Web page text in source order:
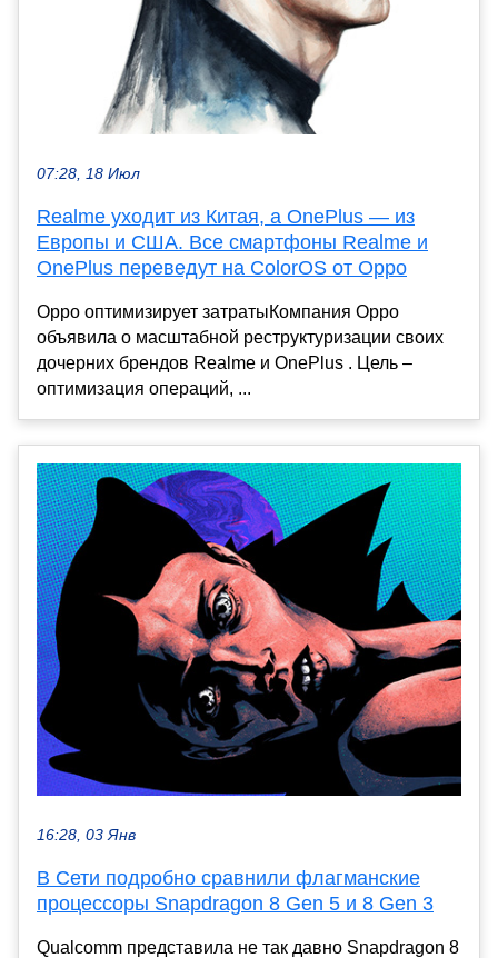
07:28, 18 Июл
Realme уходит из Китая, а OnePlus — из
Европы и США. Все смартфоны Realme и
OnePlus переведут на ColorOS от Oppo
Oppo оптимизирует затратыКомпания Oppo
объявила о масштабной реструктуризации своих
дочерних брендов Realme и OnePlus . Цель –
оптимизация операций, ...
16:28, 03 Янв
В Сети подробно сравнили флагманские
процессоры Snapdragon 8 Gen 5 и 8 Gen 3
Qualcomm представила не так давно Snapdragon 8